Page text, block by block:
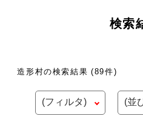
検索
造形村の検索結果 (89件)